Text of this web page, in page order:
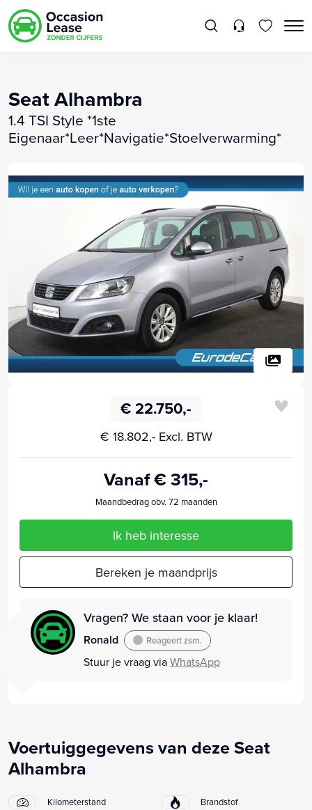
Seat Alhambra
1.4 TSI Style *1ste
Eigenaar*Leer*Navigatie*Stoelverwarming*
€ 22.750,-
€ 18.802,- Excl. BTW
Vanaf € 315,-
Maandbedrag obv. 72 maanden
Ik heb interesse
Bereken je maandprijs
Vragen? We staan voor je klaar!
Ronald Reageert zsm.
Stuur je vraag viaWhatsApp
Voertuiggegevens van deze Seat
Alhambra
Kilometerstand Brandstof